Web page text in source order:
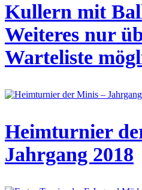
Kullern mit
Weiteres nur
Warteliste
Heimturnier
Jahrgang 2018